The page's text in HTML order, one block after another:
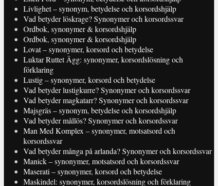
Livlighet – synonym, betydelse och korsordshjälp
Vad betyder löskrage? Synonymer och korsordssvar
Ordbok, synonymer & korsordshjälp
Ordbok, synonymer & korsordshjälp
Lovat – synonymer, korsord och betydelse
Luktar Ruttet Ägg: synonymer, korsordslösning och
förklaring
Lustig – synonymer, korsord och betydelse
Vad betyder lustigkurre? Synonymer och korsordssvar
Vad betyder magkatarr? Synonymer och korsordssvar
Majsgräs – synonym, betydelse och korsordshjälp
Vad betyder mållös? Synonymer och korsordssvar
Man Med Komplex – synonymer, motsatsord och
korsordssvar
Vad betyder många på arlanda? Synonymer och korsordssvar
Manick – synonymer, motsatsord och korsordssvar
Maserati – synonymer, korsord och betydelse
Maskindel: synonymer, korsordslösning och förklaring